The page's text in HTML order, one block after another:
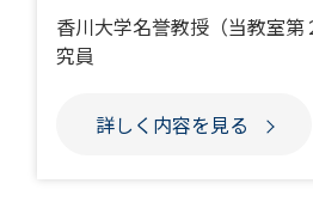
香川大学名誉教授（当教室
究員
詳しく内容を見る